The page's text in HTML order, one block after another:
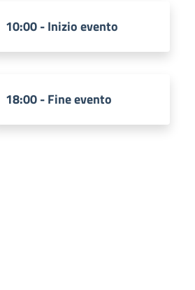
10:00 - Inizio evento
18:00 - Fine evento